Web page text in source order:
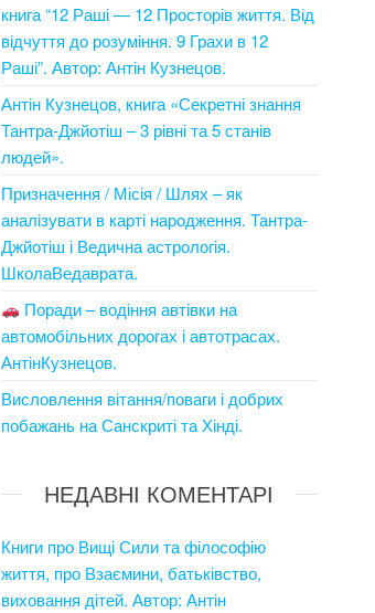
книга “12 Раші — 12 Просторів життя. Від
відчуття до розуміння. 9 Грахи в 12
Раші”. Автор: Антін Кузнецов.
Антін Кузнецов, книга «Секретні знання
Тантра-Джйотіш – 3 рівні та 5 станів
людей».
Призначення / Місія / Шлях – як
аналізувати в карті народження. Тантра-
Джйотіш і Ведична астрологія.
ШколаВедаврата.
Поради – водіння автівки на
автомобільних дорогах і автотрасах.
АнтінКузнецов.
Висловлення вітання/поваги і добрих
побажань на Санскриті та Хінді.
НЕДАВНІ КОМЕНТАРІ
Книги про Вищі Сили та філософію
життя, про Взаємини, батьківство,
виховання дітей. Автор: Антін